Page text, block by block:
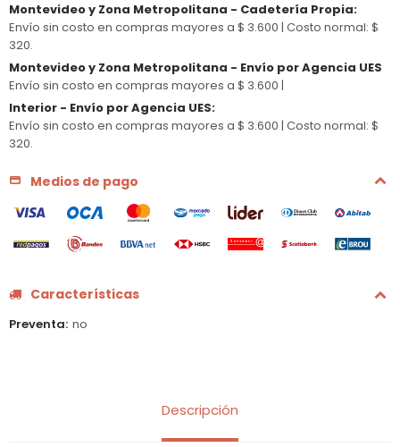
Montevideo y Zona Metropolitana - Cadetería Propia:
Envío sin costo en compras mayores a $ 3.600 | Costo normal: $
320.
Montevideo y Zona Metropolitana - Envío por Agencia UES
Envío sin costo en compras mayores a $ 3.600 |
Interior - Envío por Agencia UES:
Envío sin costo en compras mayores a $ 3.600 | Costo normal: $
320.
Medios de pago
Características
Preventa no
Descripción